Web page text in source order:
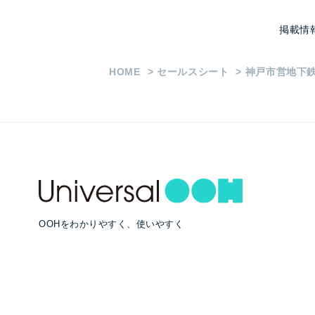
掲載情
HOME セールスシート 神戸市営地下
OOHをわかりやすく、使いやすく